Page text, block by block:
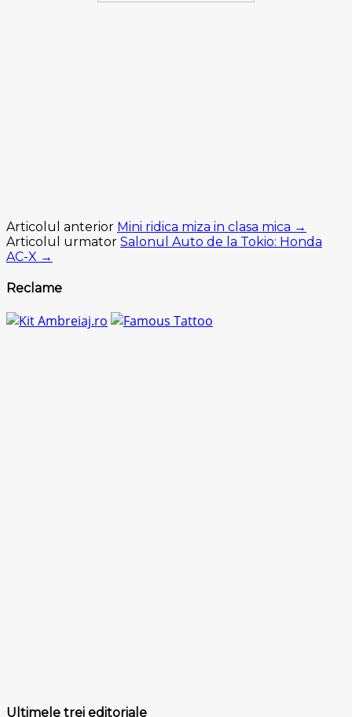
Articolul anterior Mini ridica miza in clasa mica →
Articolul urmator Salonul Auto de la Tokio: Honda
AC-X →
Reclame
Ultimele trei editoriale